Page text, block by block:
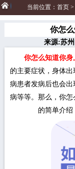
当前位置： 首页>
你怎
来源:苏
你怎么知道你
的主要症状，身体
病患者发病后也会
病等等。那么，你
的简单介绍